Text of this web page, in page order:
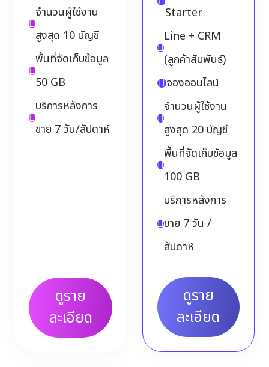
จำนวนผู้ใช้งาน
สูงสุด 10 บัญชี
พื้นที่จัดเก็บข้อมูล
50 GB
บริการหลังการ
ขาย 7 วัน/สัปดาห์
ดูราย
ละเอียด
Starter
Line + CRM
(ลูกค้าสัมพันธ์)
จองออนไลน์
จำนวนผู้ใช้งาน
สูงสุด 20 บัญชี
พื้นที่จัดเก็บข้อมูล
100 GB
บริการหลังการ
ขาย 7 วัน /
สัปดาห์
ดูราย
ละเอียด